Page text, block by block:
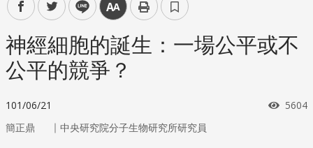
facebooktwitter line 中
神經細胞的誕生：一場公平或不
公平的競爭？
101/06/21 瀏覽
5604
簡正鼎 ｜ 中央研究院分子生物研究所研究員